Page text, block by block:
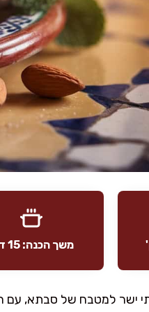
משך הכנה: 15 דק'
ישר למטבח של סבתא,